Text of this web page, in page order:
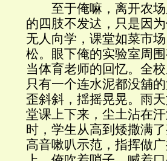
至于俺嘛，离开农场
的四肢不发迖，只是因
无人向学，课堂如菜市
松。眼下俺的实验室周
当体育老师的回忆。全
只有一个连水泥都没舖
歪斜斜，揺摇晃晃。雨
堂课上下来，尘土沾在
时，学生从高到矮撒满
高音嗽叭示范，指挥做